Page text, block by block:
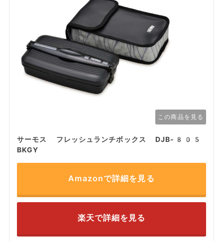
この商品を見る
サーモス フレッシュランチボックス DJB-805
BKGY
Amazonで詳細を見る
楽天で詳細を見る